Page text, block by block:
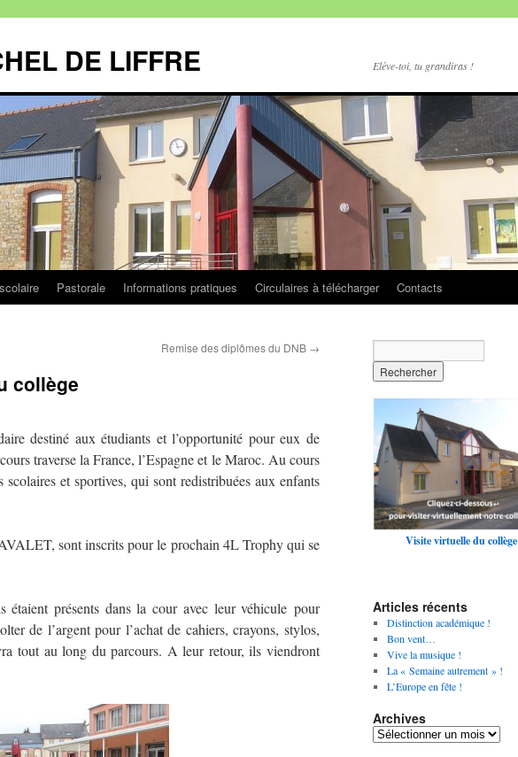
DE LIFFRE Elève-toi, tu grandiras !
Pastorale Informations pratiques Circulaires à télécharger Contacts
Remise des diplômes du DNB →
collège
destiné aux étudiants et l’opportunité pour eux de
traverse la France, l’Espagne et le Maroc. Au cours
et sportives, qui sont redistribuées aux enfants
sont inscrits pour le prochain 4L Trophy qui se
étaient présents dans la cour avec leur véhicule pour
de l’argent pour l’achat de cahiers, crayons, stylos,
tout au long du parcours. A leur retour, ils viendront
Visite virtuelle du collège
Articles récents
Distinction académique !
Bon vent…
Vive la musique !
La « Semaine autrement » !
L’Europe en fête !
Archives
Archives